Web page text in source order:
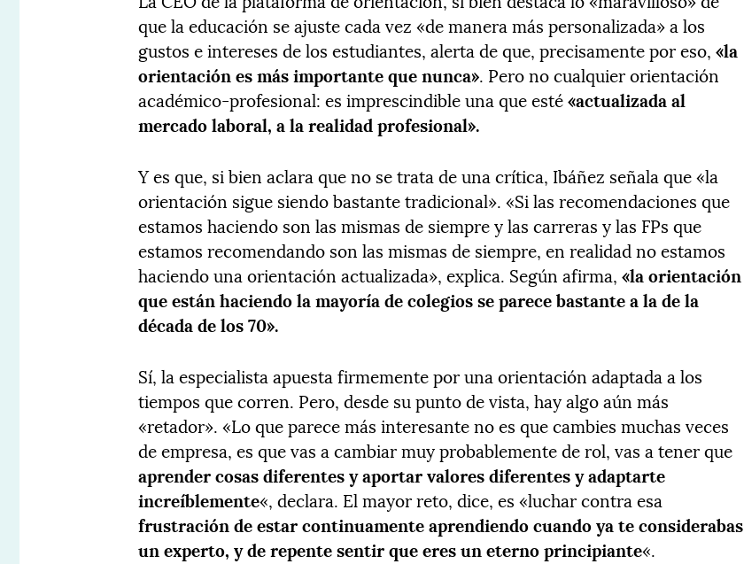
que la educación se ajuste cada vez «de manera más personalizada» a los
gustos e intereses de los estudiantes, alerta de que, precisamente por eso,«la
orientación es más importante que nunca». Pero no cualquier orientación
académico-profesional: es imprescindible una que esté«actualizada al
mercado laboral, a la realidad profesional».
Y es que, si bien aclara que no se trata de una crítica, Ibáñez señala que «la
orientación sigue siendo bastante tradicional». «Si las recomendaciones que
estamos haciendo son las mismas de siempre y las carreras y las FPs que
estamos recomendando son las mismas de siempre, en realidad no estamos
haciendo una orientación actualizada», explica. Según afirma,«la orientación
que están haciendo la mayoría de colegios se parece bastante a la de la
década de los 70».
Sí, la especialista apuesta firmemente por una orientación adaptada a los
tiempos que corren. Pero, desde su punto de vista, hay algo aún más
«retador». «Lo que parece más interesante no es que cambies muchas veces
de empresa, es que vas a cambiar muy probablemente de rol, vas a tener que
aprender cosas diferentes y aportar valores diferentes y adaptarte
increíblemente«, declara. El mayor reto, dice, es «luchar contra esa
frustración de estar continuamente aprendiendo cuando ya te considerabas
un experto, y de repente sentir que eres un eterno principiante«.